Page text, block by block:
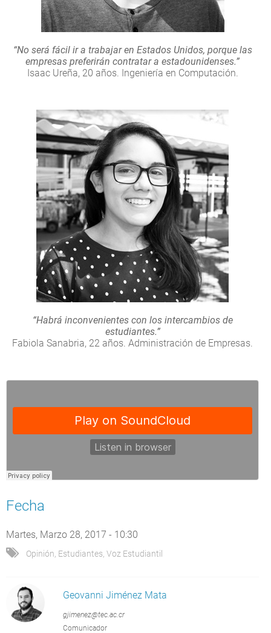
“No será fácil ir a trabajar en Estados Unidos, porque las
empresas preferirán contratar a estadounidenses.”
Isaac Ureña, 20 años. Ingeniería en Computación.
“Habrá inconvenientes con los intercambios de
estudiantes.”
Fabiola Sanabria, 22 años. Administración de Empresas.
Fecha
Martes, Marzo 28, 2017 - 10:30
Opinión Estudiantes Voz Estudiantil
Geovanni Jiménez Mata
gjimenez@tec.ac.cr
Comunicador